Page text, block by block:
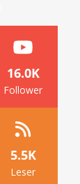
16.0K
Follower
5.5K
Leser